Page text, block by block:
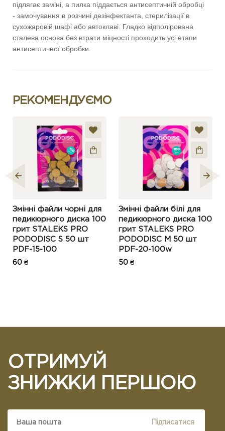
підлягає заміні, а пилка піддається антисептичній обробці
- замочування в розчині дезінфектанта, стерилізації в
сухожаровій шафі або автоклаві. Гладко відполірована
сталева основа без втрати міцності проходить усі етапи
антисептичної обробки.
РЕКОМЕНДУЄМО
Змінні файли чорні для
педикюрного диска 100
грит STALEKS PRO
PODODISC S 50 шт
PDF-15-100
60 ₴
Змінні файли білі для
педикюрного диска 100
грит STALEKS PRO
PODODISC M 50 шт
PDF-20-100w
50 ₴
ОТРИМУЙ
ЗНИЖКИ ПЕРШОЮ
Підписатися